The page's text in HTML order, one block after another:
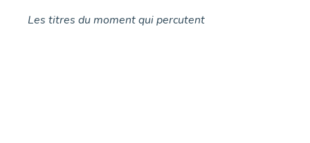
Les titres du moment qui percutent